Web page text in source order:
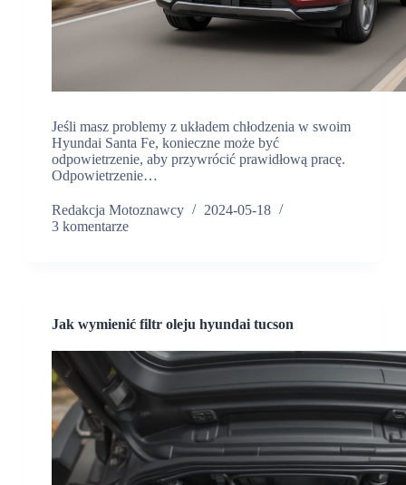
Jeśli masz problemy z układem chłodzenia w swoim
Hyundai Santa Fe, konieczne może być
odpowietrzenie, aby przywrócić prawidłową pracę.
Odpowietrzenie…
Redakcja Motoznawcy
2024-05-18
3 komentarze
Jak wymienić filtr oleju hyundai tucson